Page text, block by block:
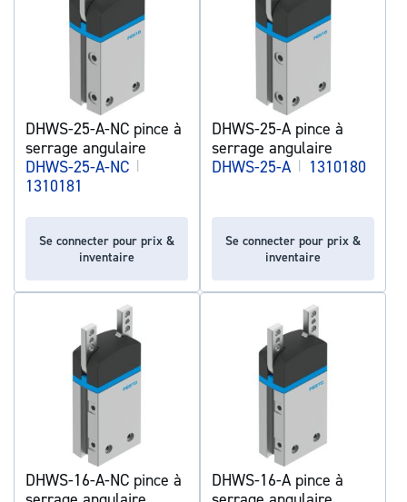
DHWS-25-A-NC pince à
serrage angulaire
DHWS-25-A-NC |
1310181
Se connecter pour prix &
inventaire
DHWS-25-A pince à
serrage angulaire
DHWS-25-A | 1310180
Se connecter pour prix &
inventaire
DHWS-16-A-NC pince à
DHWS-16-A pince à